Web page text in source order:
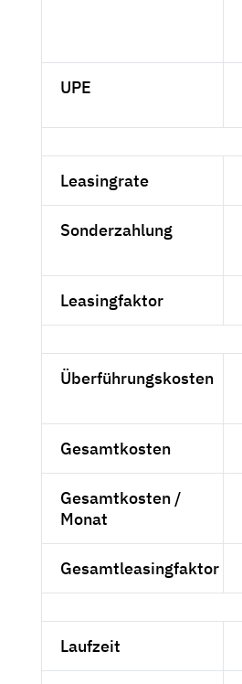
UPE
Leasingrate
Sonderzahlung
Leasingfaktor
Überführungskosten
Gesamtkosten
Gesamtkosten /
Monat
Gesamtleasingfaktor
Laufzeit